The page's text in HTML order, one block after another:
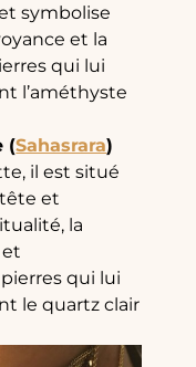
symbolise
et la
qui lui
l’améthyste
(Sahasrara)
il est situé
et
la
qui lui
le quartz clair